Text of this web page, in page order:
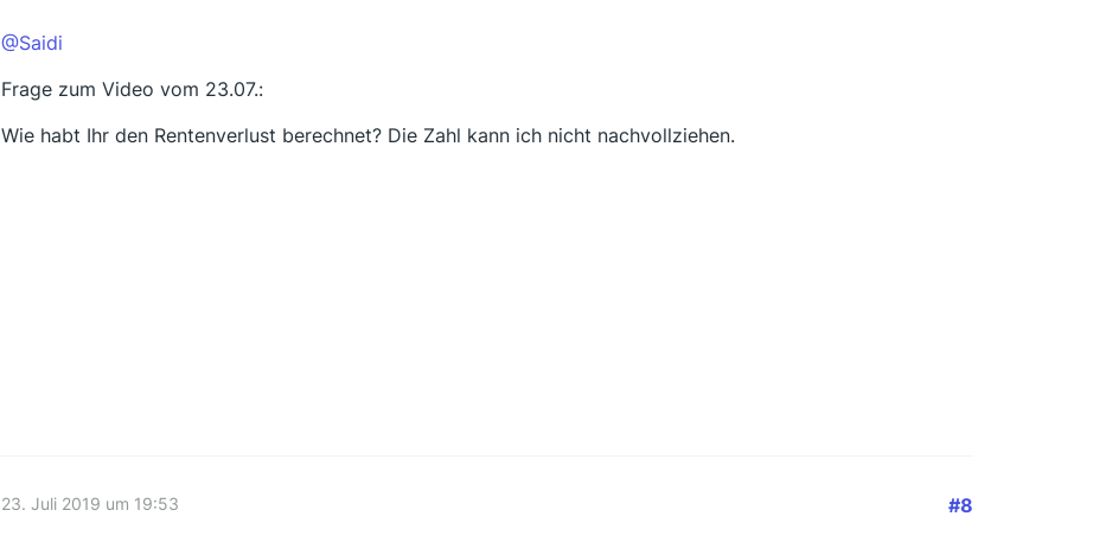
@Saidi
Frage zum Video vom 23.07.:
Wie habt Ihr den Rentenverlust berechnet? Die Zahl kann ich nicht nachvollziehen.
23. Juli 2019 um 19:53 #8